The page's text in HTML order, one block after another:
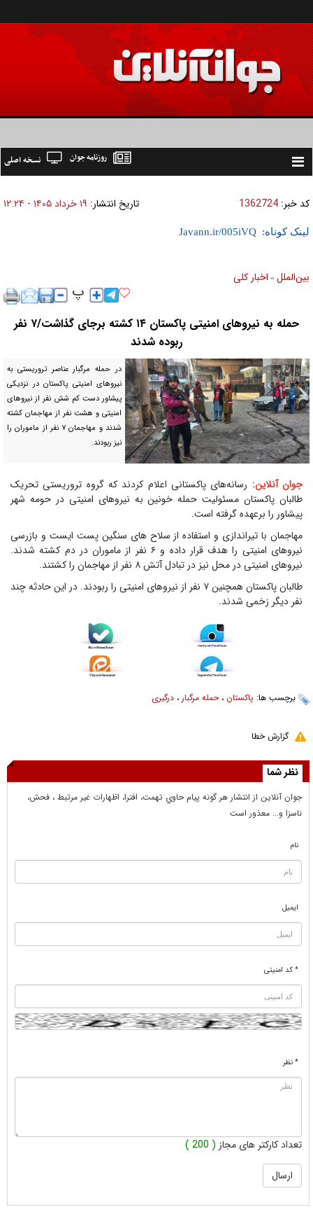
Toggle
نسخه اصلی روزنامه جوان
کد خبر: 1362724 تاریخ انتشار: ۱۹ خرداد ۱۴۰۵ - ۱۲:۲۴
لینک کوتاه:
بين‌الملل » اخبار كلی
حمله به نیروهای امنیتی پاکستان ۱۴ کشته برجای گذاشت/۷ نفر
ربوده شدند
در حمله مرگبار عناصر تروریستی به
نیروهای امنیتی پاکستان در نزدیکی
پیشاور دست کم شش نفر از نیروهای
امنیتی و هشت نفر از مهاجمان کشته
شدند و مهاجمان ۷ نفر از ماموران را
نیز ربودند.
جوان آنلاین: رسانه‌های پاکستانی اعلام کردند که گروه تروریستی تحریک
طالبان پاکستان مسئولیت حمله خونین به نیروهای امنیتی در حومه شهر
پیشاور را برعهده گرفته است.
مهاجمان با تیراندازی و استفاده از سلاح های سنگین پست ایست و بازرسی
نیروهای امنیتی را هدف قرار داده و ۶ نفر از ماموران در دم کشته شدند.
نیروهای امنیتی در محل نیز در تبادل آتش ۸ نفر از مهاجمان را کشتند.
طالبان پاکستان همچنین ۷ نفر از نیروهای امنیتی را ربودند. در این حادثه چند
نفر دیگر زخمی شدند.
برچسب ها: پاکستان ،حمله مرگبار ، درگیری
گزارش خطا
نظر شما
جوان آنلاين از انتشار هر گونه پيام حاوي تهمت، افترا، اظهارات غير مرتبط ، فحش،
ناسزا و... معذور است
نام
ایمیل
* کد امنیتی
* نظر
تعداد کارکتر های مجاز ( 200 )